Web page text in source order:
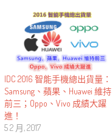
IDC 2016 智能手機總出貨量：
Samsung、蘋果、Huawei 維持
前三；Oppo、Vivo 成績大躍
進！
5 2 月, 2017